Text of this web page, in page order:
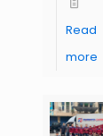
Read
more